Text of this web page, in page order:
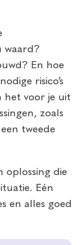
waard?
En hoe
risico’s
het voor je uit
zoals
tweede
oplossing die
Eén
en alles goed